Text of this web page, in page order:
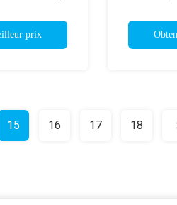
prix
15 16 17 18